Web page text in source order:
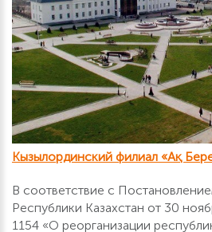
Кызылординский филиал «Ақ
В соответствие с
Республики Казахстан от 30
1154 «О реорганизации